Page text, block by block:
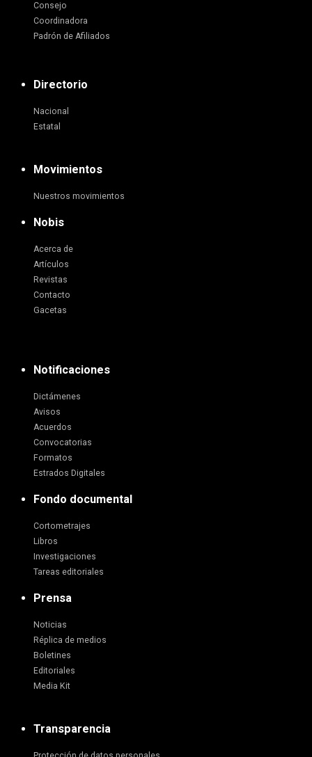
Consejo
Coordinadora
Padrón de Afiliados
Directorio
Nacional
Estatal
Movimientos
Nuestros movimientos
Nobis
Acerca de
Artículos
Revistas
Contacto
Gacetas
Notificaciones
Dictámenes
Avisos
Acuerdos
Convocatorias
Formatos
Estrados Digitales
Fondo documental
Cortometrajes
Libros
Investigaciones
Tareas editoriales
Prensa
Noticias
Réplica de medios
Boletines
Editoriales
Media Kit
Transparencia